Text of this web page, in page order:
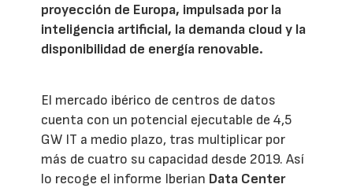
proyección de Europa, impulsada por la
inteligencia artificial, la demanda cloud y la
disponibilidad de energía renovable.
El mercado ibérico de centros de datos
cuenta con un potencial ejecutable de 4,5
GW IT a medio plazo, tras multiplicar por
más de cuatro su capacidad desde 2019. Así
lo recoge el informe Iberian Data Center